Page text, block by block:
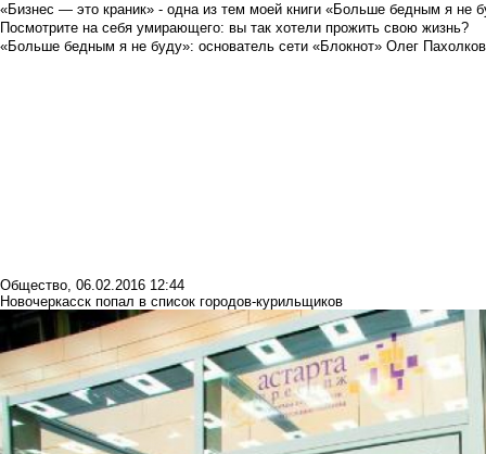
«Бизнес — это краник» - одна из тем моей книги «Больше бедным я не
Посмотрите на себя умирающего: вы так хотели прожить свою жизнь?
«Больше бедным я не буду»: основатель сети «Блокнот» Олег Пахолков
Общество, 06.02.2016 12:44
Новочеркасск попал в список городов-курильщиков